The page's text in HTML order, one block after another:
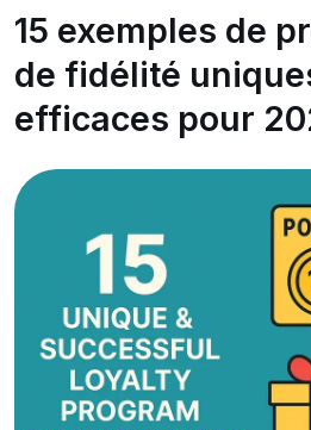
15 exemples de
de fidélité
efficaces pour